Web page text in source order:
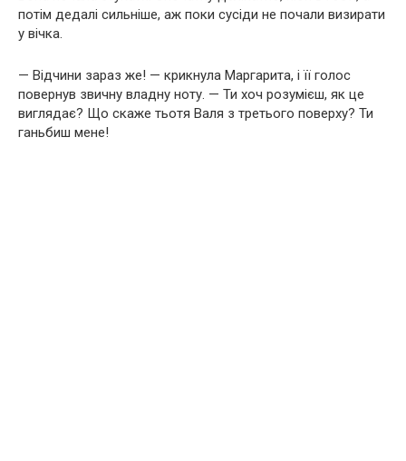
потім дедалі сильніше, аж поки сусіди не почали визирати
у вічка.
— Відчини зараз же! — крикнула Маргарита, і її голос
повернув звичну владну ноту. — Ти хоч розумієш, як це
виглядає? Що скаже тьотя Валя з третього поверху? Ти
ганьбиш мене!